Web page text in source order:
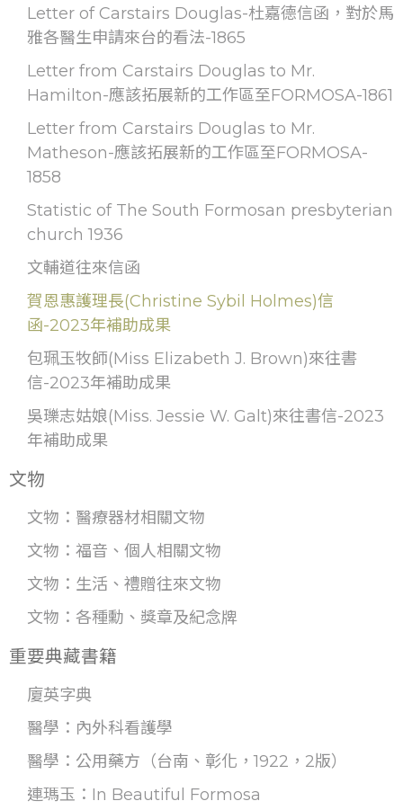
Letter of Carstairs Douglas-杜嘉德信函，對於馬
雅各醫生申請來台的看法-1865
Letter from Carstairs Douglas to Mr.
Hamilton-應該拓展新的工作區至FORMOSA-1861
Letter from Carstairs Douglas to Mr.
Matheson-應該拓展新的工作區至FORMOSA-
1858
Statistic of The South Formosan presbyterian
church 1936
文輔道往來信函
賀恩惠護理長(Christine Sybil Holmes)信
函-2023年補助成果
包珮玉牧師(Miss Elizabeth J. Brown)來往書
信-2023年補助成果
吳瓅志姑娘(Miss. Jessie W. Galt)來往書信-2023
年補助成果
文物
文物：醫療器材相關文物
文物：福音、個人相關文物
文物：生活、禮贈往來文物
文物：各種勳、獎章及紀念牌
重要典藏書籍
廈英字典
醫學：內外科看護學
醫學：公用藥方（台南、彰化，1922，2版）
連瑪玉：In Beautiful Formosa